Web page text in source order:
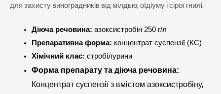
для захисту виноградників від мілдью, оїдіуму і сірої гнилі.
Діюча речовина: азоксистробін 250 г/л
Препаративна форма: концентрат суспензії (КС)
Хімічний клас: стробілурини
Форма препарату та діюча речовина:
Концентрат суспензії з вмістом азоксистробіну,